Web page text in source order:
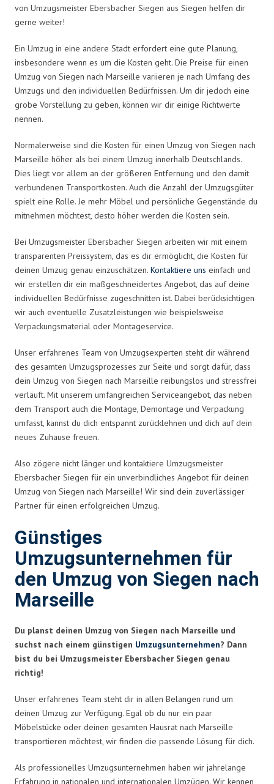
von Umzugsmeister Ebersbacher Siegen aus Siegen helfen dir
gerne weiter!
Ein Umzug in eine andere Stadt erfordert eine gute Planung,
insbesondere wenn es um die Kosten geht. Die Preise für einen
Umzug von Siegen nach Marseille variieren je nach Umfang des
Umzugs und den individuellen Bedürfnissen. Um dir jedoch eine
grobe Vorstellung zu geben, können wir dir einige Richtwerte
nennen.
Normalerweise sind die Kosten für einen Umzug von Siegen nach
Marseille höher als bei einem Umzug innerhalb Deutschlands.
Dies liegt vor allem an der größeren Entfernung und den damit
verbundenen Transportkosten. Auch die Anzahl der Umzugsgüter
spielt eine Rolle. Je mehr Möbel und persönliche Gegenstände du
mitnehmen möchtest, desto höher werden die Kosten sein.
Bei Umzugsmeister Ebersbacher Siegen arbeiten wir mit einem
transparenten Preissystem, das es dir ermöglicht, die Kosten für
deinen Umzug genau einzuschätzen. Kontaktiere uns einfach und
wir erstellen dir ein maßgeschneidertes Angebot, das auf deine
individuellen Bedürfnisse zugeschnitten ist. Dabei berücksichtigen
wir auch eventuelle Zusatzleistungen wie beispielsweise
Verpackungsmaterial oder Montageservice.
Unser erfahrenes Team von Umzugsexperten steht dir während
des gesamten Umzugsprozesses zur Seite und sorgt dafür, dass
dein Umzug von Siegen nach Marseille reibungslos und stressfrei
verläuft. Mit unserem umfangreichen Serviceangebot, das neben
dem Transport auch die Montage, Demontage und Verpackung
umfasst, kannst du dich entspannt zurücklehnen und dich auf dein
neues Zuhause freuen.
Also zögere nicht länger und kontaktiere Umzugsmeister
Ebersbacher Siegen für ein unverbindliches Angebot für deinen
Umzug von Siegen nach Marseille! Wir sind dein zuverlässiger
Partner für einen erfolgreichen Umzug.
Günstiges
Umzugsunternehmen für
den Umzug von Siegen nach
Marseille
Du planst deinen Umzug von Siegen nach Marseille und
suchst nach einem günstigen Umzugsunternehmen? Dann
bist du bei Umzugsmeister Ebersbacher Siegen genau
richtig!
Unser erfahrenes Team steht dir in allen Belangen rund um
deinen Umzug zur Verfügung. Egal ob du nur ein paar
Möbelstücke oder deinen gesamten Hausrat nach Marseille
transportieren möchtest, wir finden die passende Lösung für dich.
Als professionelles Umzugsunternehmen haben wir jahrelange
Erfahrung in nationalen und internationalen Umzügen. Wir kennen